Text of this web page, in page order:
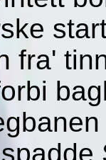
fra'
spadde